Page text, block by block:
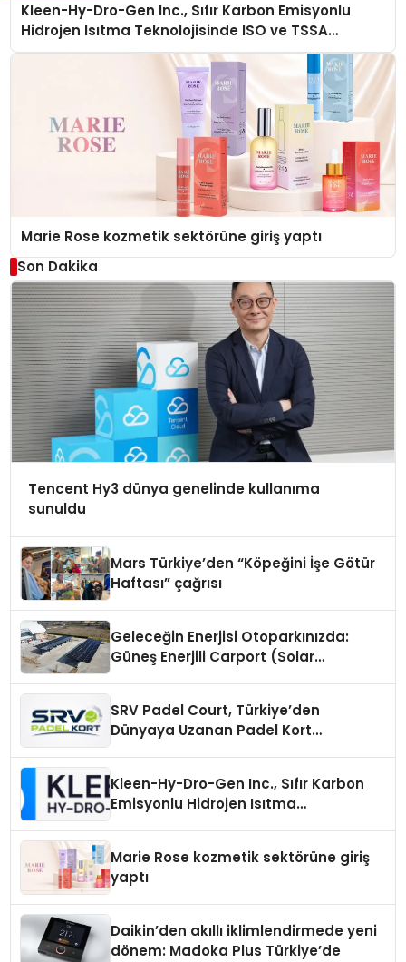
Kleen-Hy-Dro-Gen Inc., Sıfır Karbon Emisyonlu
Hidrojen Isıtma Teknolojisinde ISO ve TSSA
Düzenleyici Onaylarını Aldı
Marie Rose kozmetik sektörüne giriş yaptı
Son Dakika
Tencent Hy3 dünya genelinde kullanıma
sunuldu
Mars Türkiye’den “Köpeğini İşe Götür
Haftası” çağrısı
Geleceğin Enerjisi Otoparkınızda:
Güneş Enerjili Carport (Solar
SRV Padel Court, Türkiye’den
Dünyaya Uzanan Padel Kort
Kleen-Hy-Dro-Gen Inc., Sıfır Karbon
Emisyonlu Hidrojen Isıtma
Marie Rose kozmetik sektörüne giriş
yaptı
Daikin’den akıllı iklimlendirmede yeni
dönem: Madoka Plus Türkiye’de